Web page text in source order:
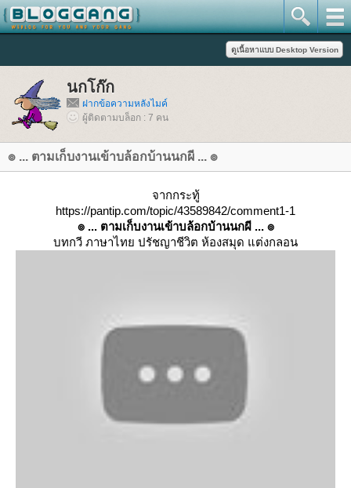
นกโก๊ก
ฝากข้อความหลังไมค์
ผู้ติดตามบล็อก : 7 คน
๏ ... ตามเก็บงานเข้าบล้อกบ้านนกผี ... ๏
จากกระทู้
https://pantip.com/topic/43589842/comment1-1
๏ ... ตามเก็บงานเข้าบล้อกบ้านนกผี ... ๏
บทกวี ภาษาไทย ปรัชญาชีวิต ห้องสมุด แต่งกลอน